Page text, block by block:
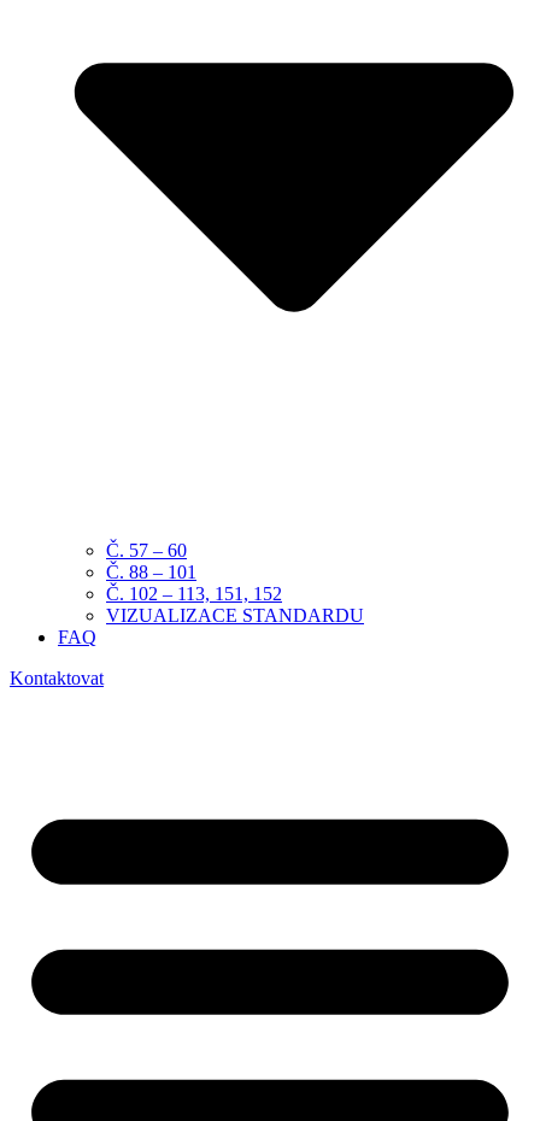
Č. 57 – 60
Č. 88 – 101
Č. 102 – 113, 151, 152
VIZUALIZACE STANDARDU
FAQ
Kontaktovat